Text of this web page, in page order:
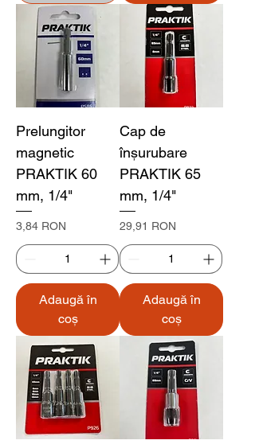
Prelungitor
magnetic
PRAKTIK 60
mm, 1/4"
Preț
3,84 RON
Adaugă în
coș
Cap de
înșurubare
PRAKTIK 65
mm, 1/4"
Preț
29,91 RON
Adaugă în
coș